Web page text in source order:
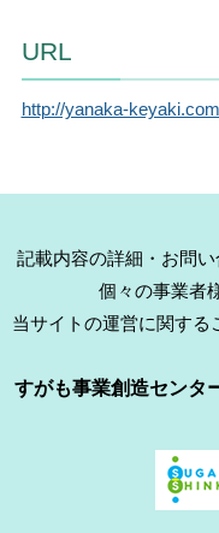
URL
http://yanaka-
記載内容の詳細・お問
個々の事業者
当サイトの運営に関する
すがも事業創造センタ